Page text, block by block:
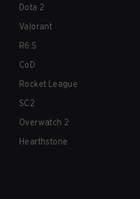
Dota 2
Valorant
R6:S
CoD
Rocket League
SC2
Overwatch 2
Hearthstone